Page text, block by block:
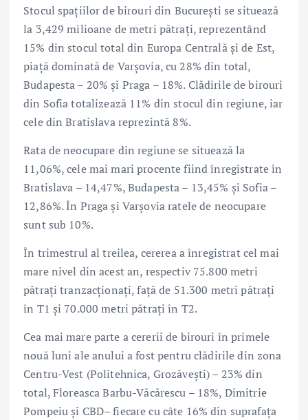
Stocul spațiilor de birouri din București se situează
la 3,429 milioane de metri pătrați, reprezentând
15% din stocul total din Europa Centrală și de Est,
piață dominată de Varșovia, cu 28% din total,
Budapesta – 20% și Praga – 18%. Clădirile de birouri
din Sofia totalizează 11% din stocul din regiune, iar
cele din Bratislava reprezintă 8%.
Rata de neocupare din regiune se situează la
11,06%, cele mai mari procente fiind înregistrate în
Bratislava – 14,47%, Budapesta – 13,45% și Sofia –
12,86%. În Praga și Varșovia ratele de neocupare
sunt sub 10%.
În trimestrul al treilea, cererea a înregistrat cel mai
mare nivel din acest an, respectiv 75.800 metri
pătrați tranzacționați, față de 51.300 metri pătrați
în T1 și 70.000 metri pătrați în T2.
Cea mai mare parte a cererii de birouri în primele
nouă luni ale anului a fost pentru clădirile din zona
Centru-Vest (Politehnica, Grozăvești) – 23% din
total, Floreasca Barbu-Văcărescu – 18%, Dimitrie
Pompeiu și CBD– fiecare cu câte 16% din suprafața